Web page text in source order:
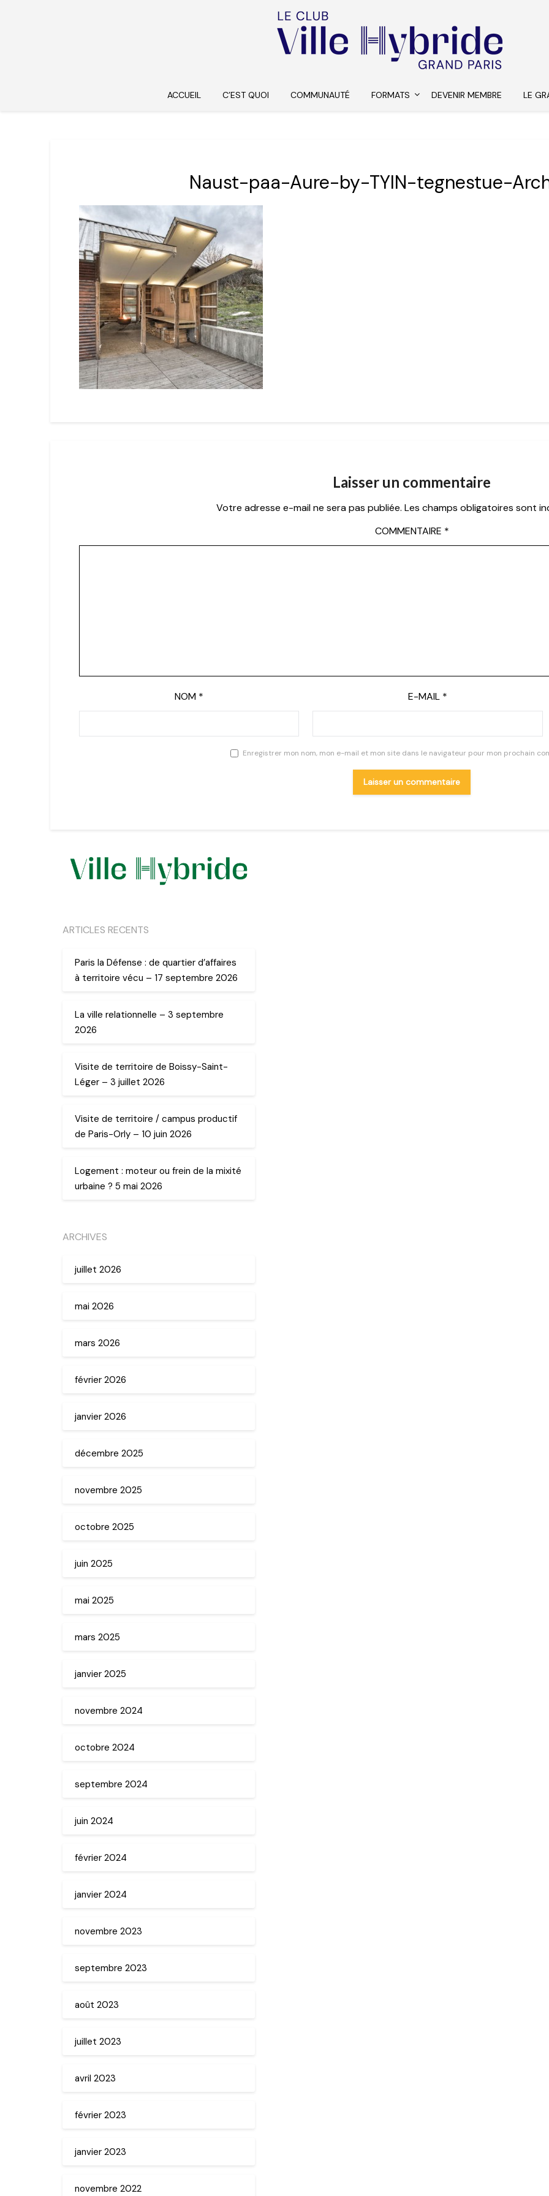
ACCUEIL C’EST QUOI COMMUNAUTÉ FORMATS DEVENIR MEMBRE LE
Naust-paa-Aure-by-TYIN-tegnestue-
Laisser un commentaire
Votre adresse e-mail ne sera pas publiée. Les champs obligatoires sont
COMMENTAIRE *
NOM * E-MAIL *
Enregistrer mon nom, mon e-mail et mon site dans le navigateur pour mon prochain
ARTICLES RECENTS
Paris la Défense : de quartier d’affaires
à territoire vécu – 17 septembre 2026
La ville relationnelle – 3 septembre
2026
Visite de territoire de Boissy-Saint-
Léger – 3 juillet 2026
Visite de territoire / campus productif
de Paris-Orly – 10 juin 2026
Logement : moteur ou frein de la mixité
urbaine ? 5 mai 2026
ARCHIVES
juillet 2026
mai 2026
mars 2026
février 2026
janvier 2026
décembre 2025
novembre 2025
octobre 2025
juin 2025
mai 2025
mars 2025
janvier 2025
novembre 2024
octobre 2024
septembre 2024
juin 2024
février 2024
janvier 2024
novembre 2023
septembre 2023
août 2023
juillet 2023
avril 2023
février 2023
janvier 2023
novembre 2022